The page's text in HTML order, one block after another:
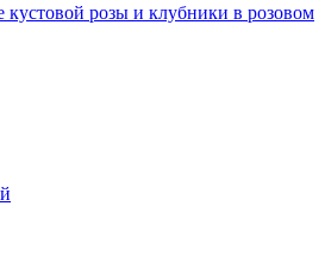
кустовой розы и клубники в розовом